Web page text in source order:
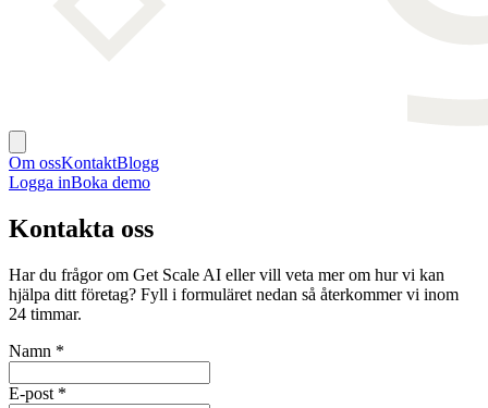
Om ossKontaktBlogg
Logga inBoka demo
Kontakta oss
Har du frågor om Get Scale AI eller vill veta mer om hur vi kan
hjälpa ditt företag? Fyll i formuläret nedan så återkommer vi inom
24 timmar.
Namn *
E-post *